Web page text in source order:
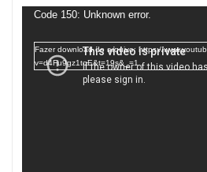
deCode 150: Unknown error.
Fazer download do arquivo: https://
v=d4Fu9gz1tqE&t=19s&_=1